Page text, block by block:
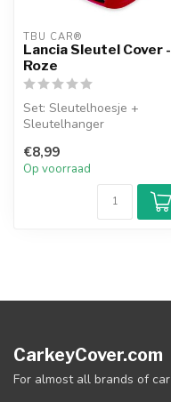
TBU CAR®
Lancia Sleutel Cover -
Roze
Set: Sleutelhoesje +
Sleutelhanger
€8,99
Op voorraad
CarkeyCover.com
For almost all brands of car